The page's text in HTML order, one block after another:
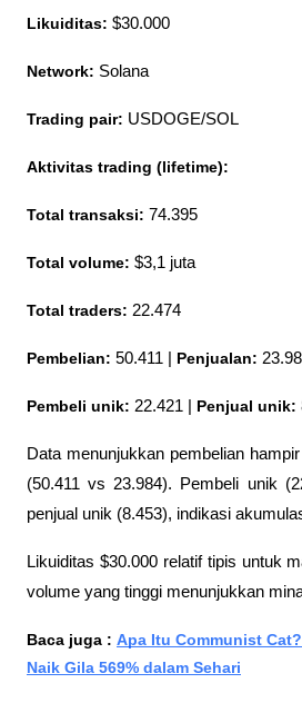
Likuiditas: $30.000
Network: Solana
Trading pair: USDOGE/SOL
Aktivitas trading (lifetime):
Total transaksi: 74.395
Total volume: $3,1 juta
Total traders: 22.474
Pembelian: 50.411 | Penjualan:
Pembeli unik: 22.421 | Penjual unik:
Data menunjukkan pembelian
(50.411 vs 23.984). Pembeli unik
penjual unik (8.453), indikasi
Likuiditas $30.000 relatif tipis untuk
volume yang tinggi menunjukkan
Baca juga : Apa Itu Communist
Naik Gila 569% dalam Sehari